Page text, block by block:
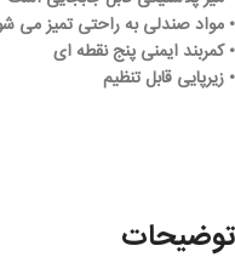
• مواد صندلی به راحتی تمیز می
• کمربند ایمنی پنج نقطه ای
• زیرپایی قابل تنظیم
توضیحات